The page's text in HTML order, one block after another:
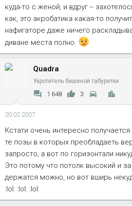
куда-то с женой, и вдруг --
как, это акробатика какая-то
нафигаторе даже ничего
диване места полно.
Quadra
Укротитель бешеной табуретки
1 648 3
20.02.2007
Кстати очень интересно
те позы в которых преобладаеть
запросто, а вот по горизонтали
Это потому что потолк высокий и за
держатся можно, но вот вширь
:lol: :lol: :lol: